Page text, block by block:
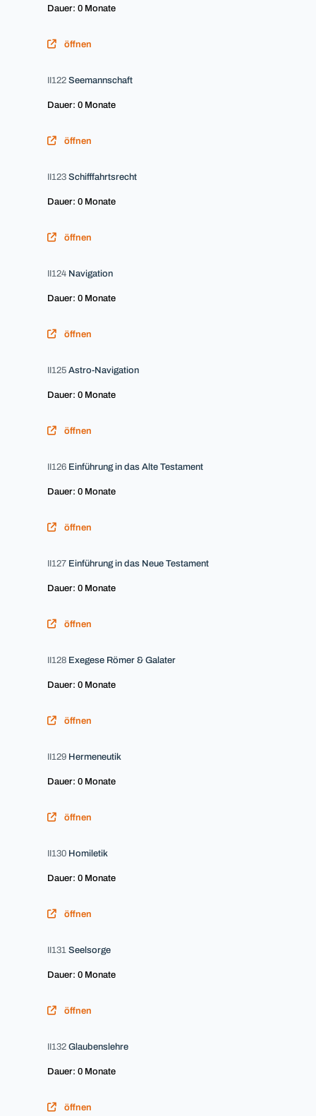
Dauer: 0 Monate
öffnen
II122 Seemannschaft
Dauer: 0 Monate
öffnen
II123 Schifffahrtsrecht
Dauer: 0 Monate
öffnen
II124 Navigation
Dauer: 0 Monate
öffnen
II125 Astro-Navigation
Dauer: 0 Monate
öffnen
II126 Einführung in das Alte Testament
Dauer: 0 Monate
öffnen
II127 Einführung in das Neue Testament
Dauer: 0 Monate
öffnen
II128 Exegese Römer & Galater
Dauer: 0 Monate
öffnen
II129 Hermeneutik
Dauer: 0 Monate
öffnen
II130 Homiletik
Dauer: 0 Monate
öffnen
II131 Seelsorge
Dauer: 0 Monate
öffnen
II132 Glaubenslehre
Dauer: 0 Monate
öffnen